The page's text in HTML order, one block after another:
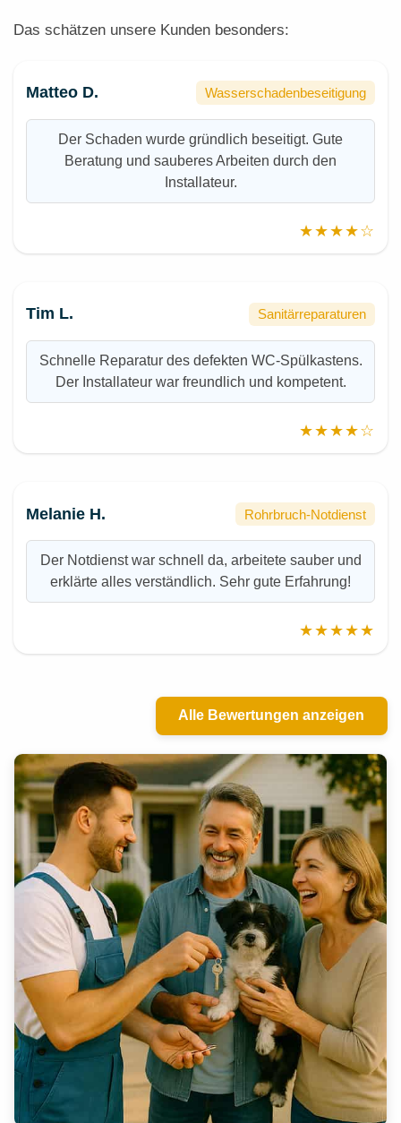
Das schätzen unsere Kunden besonders:
Matteo D. Wasserschadenbeseitigung
Der Schaden wurde gründlich beseitigt. Gute
Beratung und sauberes Arbeiten durch den
Installateur.
★★★★☆
Tim L. Sanitärreparaturen
Schnelle Reparatur des defekten WC-Spülkastens.
Der Installateur war freundlich und kompetent.
★★★★☆
Melanie H. Rohrbruch-Notdienst
Der Notdienst war schnell da, arbeitete sauber und
erklärte alles verständlich. Sehr gute Erfahrung!
★★★★★
Alle Bewertungen anzeigen